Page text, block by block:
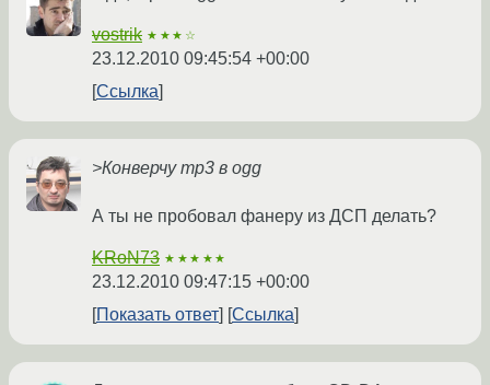
vostrik ★★★☆
23.12.2010 09:45:54 +00:00
Ссылка
>Конверчу mp3 в ogg
А ты не пробовал фанеру из ДСП делать?
KRoN73 ★★★★★
23.12.2010 09:47:15 +00:00
Показать ответ
Ссылка